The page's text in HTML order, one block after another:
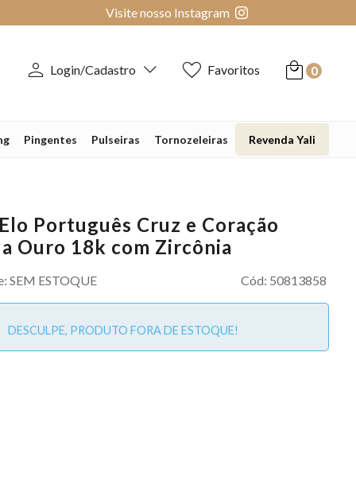
Visite nosso Instagram
Login/Cadastro Favoritos 0
Pingentes Pulseiras Tornozeleiras Revenda Yali
Português Cruz e Coração
Ouro 18k com Zircônia
SEM ESTOQUE Cód: 50813858
DESCULPE, PRODUTO FORA DE ESTOQUE!